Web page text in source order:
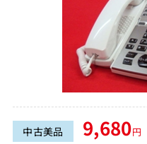
中古美品 9,680円